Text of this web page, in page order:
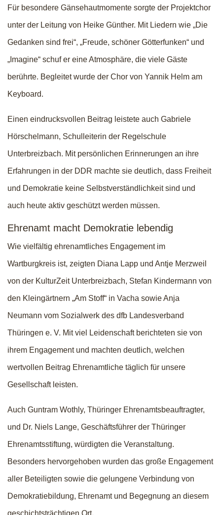
Für besondere Gänsehautmomente sorgte der Projektchor
unter der Leitung von Heike Günther. Mit Liedern wie „Die
Gedanken sind frei“, „Freude, schöner Götterfunken“ und
„Imagine“ schuf er eine Atmosphäre, die viele Gäste
berührte. Begleitet wurde der Chor von Yannik Helm am
Keyboard.
Einen eindrucksvollen Beitrag leistete auch Gabriele
Hörschelmann, Schulleiterin der Regelschule
Unterbreizbach. Mit persönlichen Erinnerungen an ihre
Erfahrungen in der DDR machte sie deutlich, dass Freiheit
und Demokratie keine Selbstverständlichkeit sind und
auch heute aktiv geschützt werden müssen.
Ehrenamt macht Demokratie lebendig
Wie vielfältig ehrenamtliches Engagement im
Wartburgkreis ist, zeigten Diana Lapp und Antje Merzweil
von der KulturZeit Unterbreizbach, Stefan Kindermann von
den Kleingärtnern „Am Stoff“ in Vacha sowie Anja
Neumann vom Sozialwerk des dfb Landesverband
Thüringen e. V. Mit viel Leidenschaft berichteten sie von
ihrem Engagement und machten deutlich, welchen
wertvollen Beitrag Ehrenamtliche täglich für unsere
Gesellschaft leisten.
Auch Guntram Wothly, Thüringer Ehrenamtsbeauftragter,
und Dr. Niels Lange, Geschäftsführer der Thüringer
Ehrenamtsstiftung, würdigten die Veranstaltung.
Besonders hervorgehoben wurden das große Engagement
aller Beteiligten sowie die gelungene Verbindung von
Demokratiebildung, Ehrenamt und Begegnung an diesem
geschichtsträchtigen Ort.